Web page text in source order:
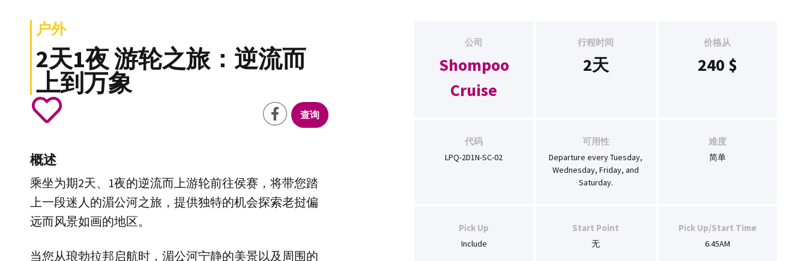
户外
2天1夜 游轮之旅：逆流而
上到万象
查询
概述
乘坐为期2天、1夜的逆流而上游轮前往侯赛，将带您踏
上一段迷人的湄公河之旅，提供独特的机会探索老挝偏
远而风景如画的地区。
当您从琅勃拉邦启航时，湄公河宁静的美景以及周围的
公司
Shompoo
Cruise
行程时间
2天
价格从
240 $
代码
LPQ-2D1N-SC-02
可用性
Departure every Tuesday,
Wednesday, Friday, and
Saturday.
难度
简单
Pick Up
Include
Start Point
无
Pick Up/Start Time
6.45AM